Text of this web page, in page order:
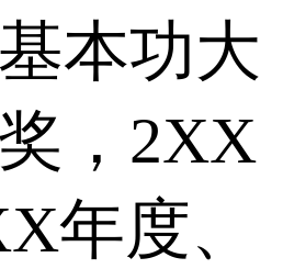
本功大
，2XX
度、